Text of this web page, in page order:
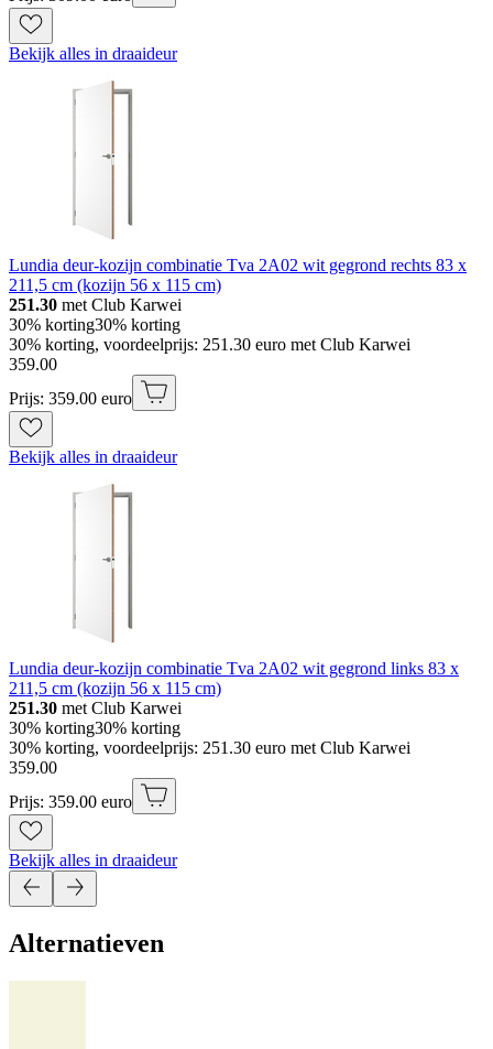
Bekijk alles in draaideur
Lundia deur-kozijn combinatie Tva 2A02 wit gegrond rechts 83 x
211,5 cm (kozijn 56 x 115 cm)
251.30 met Club Karwei
30% korting30% korting
30% korting, voordeelprijs: 251.30 euro met Club Karwei
359.00
Prijs: 359.00 euro
Bekijk alles in draaideur
Lundia deur-kozijn combinatie Tva 2A02 wit gegrond links 83 x
211,5 cm (kozijn 56 x 115 cm)
251.30 met Club Karwei
30% korting30% korting
30% korting, voordeelprijs: 251.30 euro met Club Karwei
359.00
Prijs: 359.00 euro
Bekijk alles in draaideur
Alternatieven